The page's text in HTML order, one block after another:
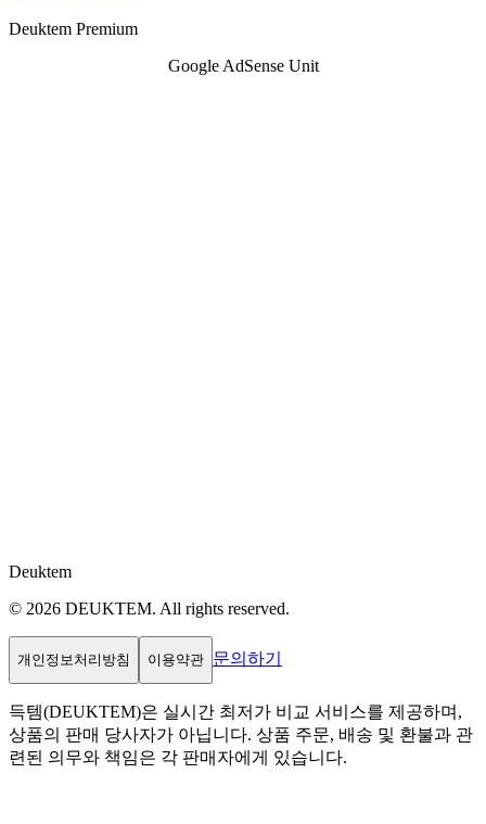
Deuktem Premium
Google AdSense Unit
Deuktem
© 2026 DEUKTEM. All rights reserved.
개인정보처리방침 이용약관 문의하기
득템(DEUKTEM)은 실시간 최저가 비교 서비스를 제공하며,
상품의 판매 당사자가 아닙니다. 상품 주문, 배송 및 환불과 관
련된 의무와 책임은 각 판매자에게 있습니다.